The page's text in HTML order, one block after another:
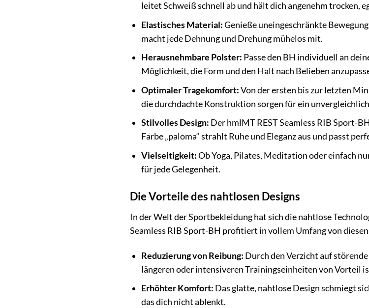
leitet Schweiß schnell ab und hält dich angenehm trocken,
Elastisches Material:Genieße uneingeschränkte
macht jede Dehnung und Drehung mühelos mit.
Herausnehmbare Polster: Passe den BH individuell an
Möglichkeit, die Form und den Halt nach Belieben
Optimaler Tragekomfort:Von der ersten bis zur letzten
die durchdachte Konstruktion sorgen für ein
Stilvolles Design: Der hmlMT REST Seamless RIB Sport-
Farbe „paloma“ strahlt Ruhe und Eleganz aus und passt
Vielseitigkeit:Ob Yoga, Pilates, Meditation oder einfach
für jede Gelegenheit.
Die Vorteile des nahtlosen Designs
In der Welt der Sportbekleidung hat sich die nahtlose
Seamless RIB Sport-BH profitiert in vollem Umfang von
Reduzierung von Reibung: Durch den Verzicht auf
längeren oder intensiveren Trainingseinheiten von Vorteil
Erhöhter Komfort: Das glatte, nahtlose Design schmiegt
das dich nicht ablenkt.